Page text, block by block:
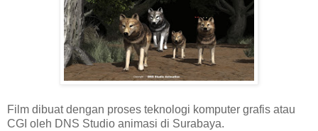
Film dibuat dengan proses teknologi komputer grafis atau
CGI oleh DNS Studio animasi di Surabaya.